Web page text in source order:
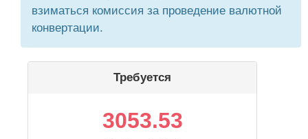
взиматься комиссия за проведение валютной
конвертации.
Требуется
3053.53